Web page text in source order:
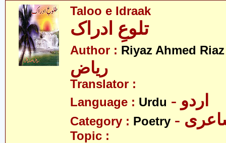
Taloo e Idraak
تلوعِ ادراک
Author : Riyaz Ahmed Riaz
ریاض
Translator :
Language : Urdu - اردو
Category : Poetry
Topic :